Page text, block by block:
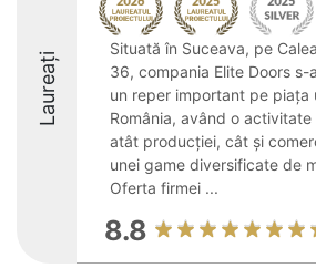
Laureați
Situată în Suceava, pe
36, compania Elite Doors s-
un reper important pe piața
România, având o
atât producției, cât și
unei game diversificate de
Oferta firmei ...
8.8